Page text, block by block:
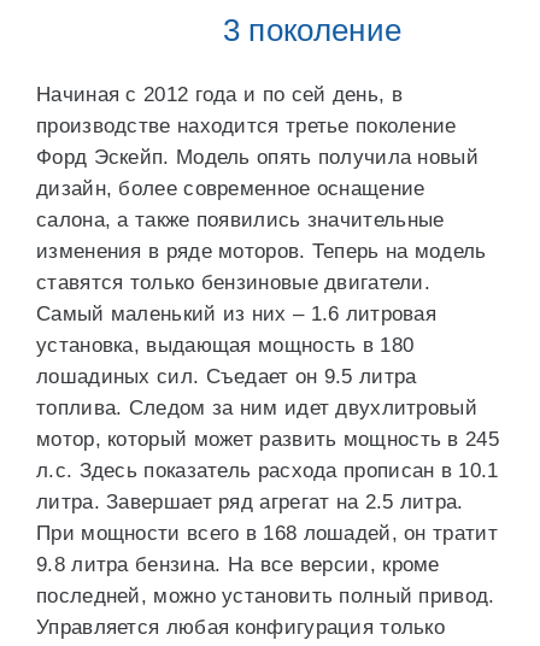
3 поколение
Начиная с 2012 года и по сей день, в
производстве находится третье поколение
Форд Эскейп. Модель опять получила новый
дизайн, более современное оснащение
салона, а также появились значительные
изменения в ряде моторов. Теперь на модель
ставятся только бензиновые двигатели.
Самый маленький из них – 1.6 литровая
установка, выдающая мощность в 180
лошадиных сил. Съедает он 9.5 литра
топлива. Следом за ним идет двухлитровый
мотор, который может развить мощность в 245
л.с. Здесь показатель расхода прописан в 10.1
литра. Завершает ряд агрегат на 2.5 литра.
При мощности всего в 168 лошадей, он тратит
9.8 литра бензина. На все версии, кроме
последней, можно установить полный привод.
Управляется любая конфигурация только